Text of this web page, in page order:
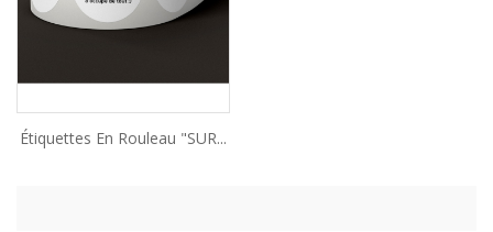
Étiquettes En Rouleau "SUR...